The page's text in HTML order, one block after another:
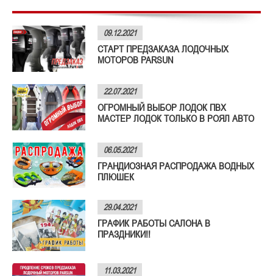
09.12.2021
СТАРТ ПРЕДЗАКАЗА ЛОДОЧНЫХ
МОТОРОВ PARSUN
22.07.2021
ОГРОМНЫЙ ВЫБОР ЛОДОК ПВХ
МАСТЕР ЛОДОК ТОЛЬКО В РОЯЛ АВТО
06.05.2021
ГРАНДИОЗНАЯ РАСПРОДАЖА ВОДНЫХ
ПЛЮШЕК
29.04.2021
ГРАФИК РАБОТЫ САЛОНА В
ПРАЗДНИКИ!!
11.03.2021